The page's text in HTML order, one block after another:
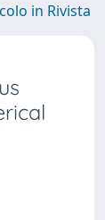
in Rivista